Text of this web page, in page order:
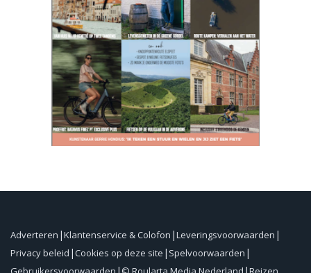
Adverteren Klantenservice & Colofon Leveringsvoorwaarden
Privacy beleid Cookies op deze site Spelvoorwaarden